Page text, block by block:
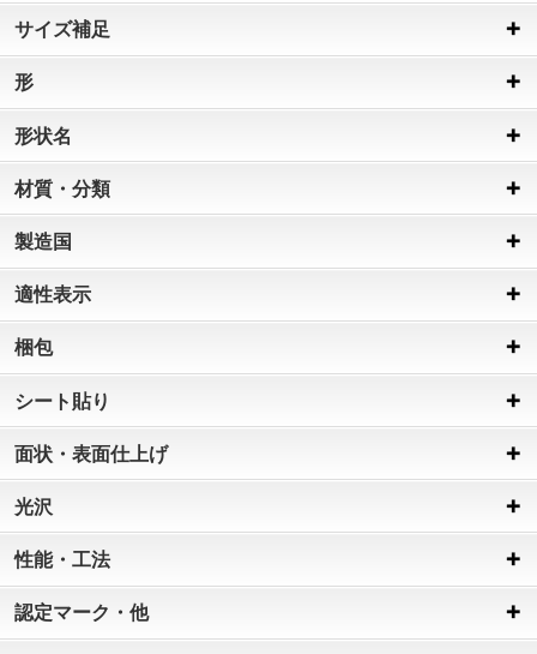
サイズ補足
形
形状名
材質・分類
製造国
適性表示
梱包
シート貼り
面状・表面仕上げ
光沢
性能・工法
認定マーク・他